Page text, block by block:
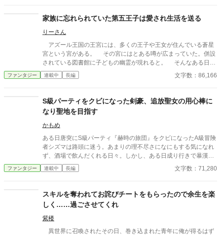
家族に忘れられていた第五王子は愛され生活を送る
りーさん
アズール王国の王宮には、多くの王子や王女が住んでいる蒼星
宮という宮がある。 その宮にはとある噂が広まっていた。併設
されている図書館に子どもの幽霊が現れると。 そんなある日、
図書館に出入りしていた第一王子は子どものような人影を見かけ
る。 その時、父である国王にすら忘れられ、存在を知られてい
ファンタジー 連載中 長編 文字数：86,166
S級パーティをクビになった剣豪、追放聖女の用心棒に
なり聖地を目指す
かもめ
ある日唐突にS級パーティ『赫時の旅団』をクビになったA級冒険
者シズマは路頭に迷う。あまりの理不尽さになにもする気になれ
ず、酒場で飲んだくれる日々。しかし、ある日成り行きで暴漢か
ら助けた少女は隣国から追放された聖女エステルだった。お付き
のシスター、リタと共にシズマは用心棒を頼まれる。エステルた
と戦っていた。そして、旅の目的は聖地『イストラ』に行き、聖
句を返すことだと言うのだった。そこから、シズマ、エステル、
リタの聖地を目指す旅が始まるのだった。
ファンタジー 連載中 長編 文字数：71,280
スキルを奪われてお詫びチートをもらったので余生を楽
しく……過ごさせてくれ
紫楼
異世界に召喚されたその日、巻き込まれた青年に俺が得るはず